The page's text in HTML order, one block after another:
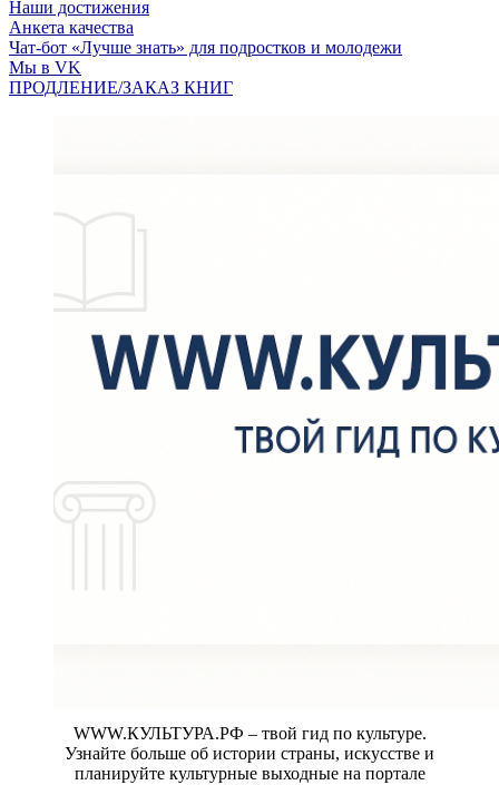
Наши достижения
Анкета качества
Чат-бот «Лучше знать» для подростков и молодежи
Мы в VK
ПРОДЛЕНИЕ/ЗАКАЗ КНИГ
WWW.КУЛЬТУРА.РФ – твой гид по культуре.
Узнайте больше об истории страны, искусстве и
планируйте культурные выходные на портале